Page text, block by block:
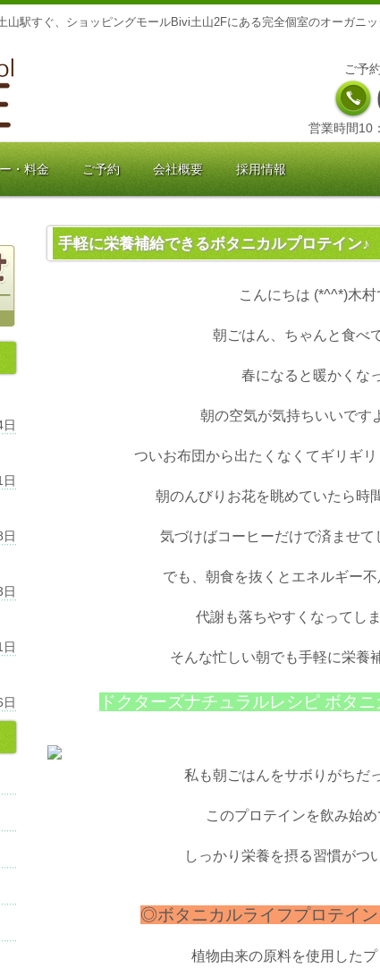
山駅すぐ、ショッピングモールBivi土山2Fにある完全個室のオーガニ
ご予
営業時間10
・料金 ご予約 会社概要 採用情報
手軽に栄養補給できるボタニカルプロテイン♪
こんにちは (*^^*)木村
朝ごはん、ちゃんと食べ
春になると暖かくな
朝の空気が気持ちいいです
ついお布団から出たくなくてギリギリ
朝のんびりお花を眺めていたら時
気づけばコーヒーだけで済ませて
でも、朝食を抜くとエネルギー不
代謝も落ちやすくなってし
そんな忙しい朝でも手軽に栄養
ドクターズナチュラルレシピ ボタ
私も朝ごはんをサボりがちだ
このプロテインを飲み始め
しっかり栄養を摂る習慣がつ
◎ボタニカルライフプロテイン
植物由来の原料を使用したプ